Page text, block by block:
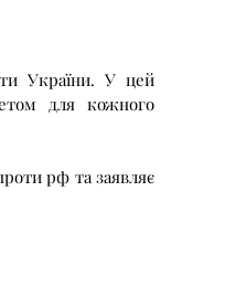
для кожного